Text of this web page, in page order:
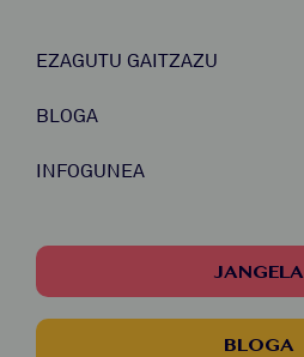
EZAGUTU GAITZAZU
BLOGA
INFOGUNEA
JANGELA
BLOGA